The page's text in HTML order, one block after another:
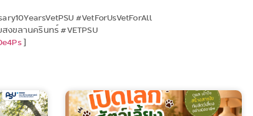
#VetForUsVetForAll
ขลานครินทร์ #VETPSU
]